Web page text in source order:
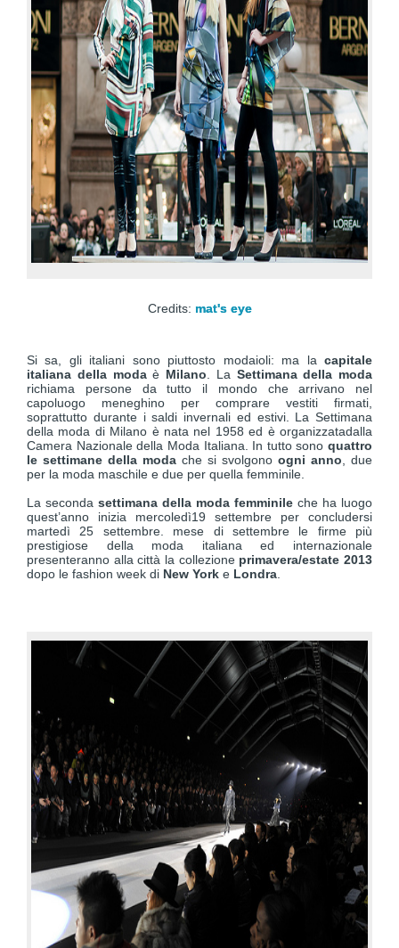
Credits: mat's eye
Si sa, gli italiani sono piuttosto modaioli: ma la capitale
italiana della modaè Milano . La Settimana della moda
richiama persone da tutto il mondo che arrivano nel
capoluogo meneghino per comprare vestiti firmati,
soprattutto durante i saldi invernali ed estivi. La Settimana
della moda di Milano è nata nel 1958 ed è organizzatadalla
Camera Nazionale della Moda Italiana. In tutto sono quattro
le settimane della moda che si svolgono ogni anno , due
per la moda maschile e due per quella femminile.
La seconda settimana della moda femminile che ha luogo
quest’anno inizia mercoledì19 settembre per concludersi
martedì 25 settembre. mese di settembre le firme più
prestigiose della moda italiana ed internazionale
presenteranno alla città la collezione primavera/estate 2013
dopo le fashion week di New York e Londra